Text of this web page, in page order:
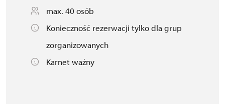
max. 40 osób
Konieczność rezerwacji tylko dla grup
zorganizowanych
Karnet ważny